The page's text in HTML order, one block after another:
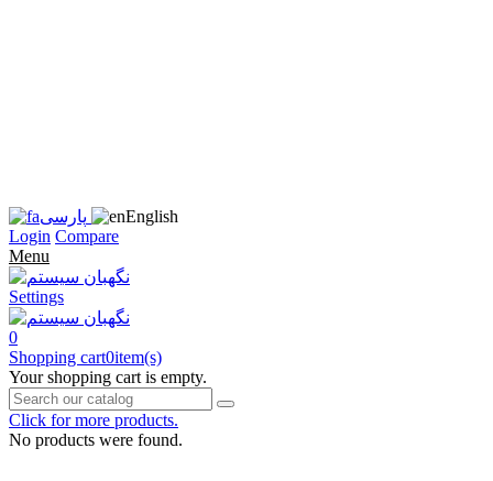
پارسی
English
Login Compare
Menu
Settings
0
Shopping cart0item(s)
Your shopping cart is empty.
Click for more products.
No products were found.